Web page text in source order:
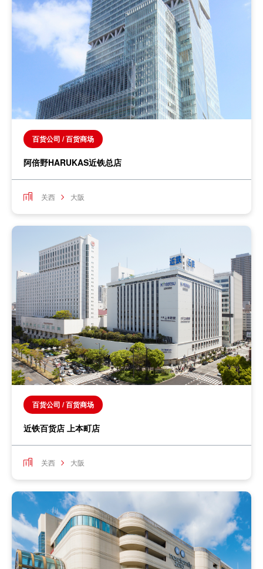
百货公司 / 百货商场
阿倍野HARUKAS近铁总店
关西 大阪
百货公司 / 百货商场
近铁百货店 上本町店
关西 大阪